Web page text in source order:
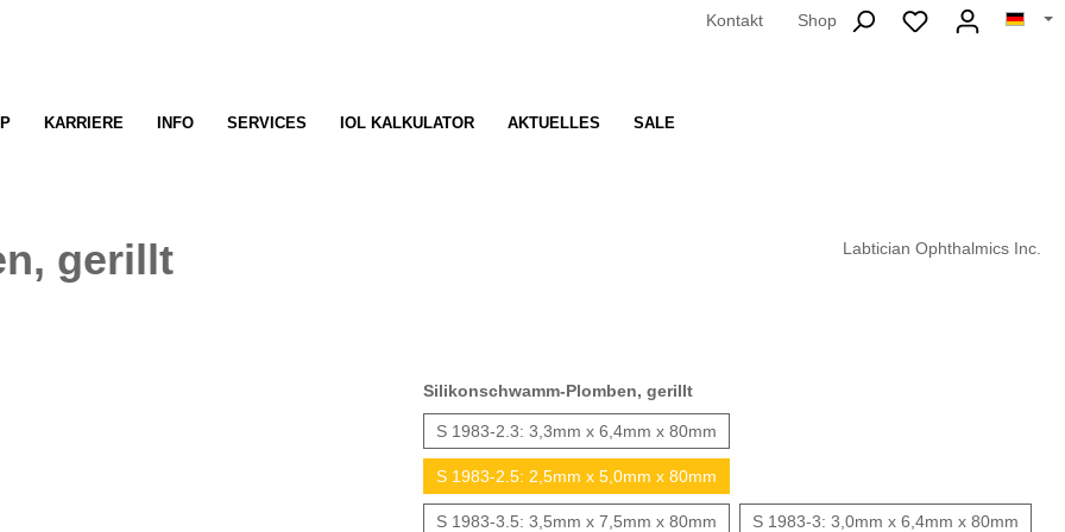
Kontakt Shop
KARRIERE INFO SERVICES IOL KALKULATOR AKTUELLES SALE
gerillt Labtician Ophthalmics Inc.
Silikonschwamm-Plomben, gerillt
S 1983-2.3: 3,3mm x 6,4mm x 80mm
S 1983-2.5: 2,5mm x 5,0mm x 80mm
S 1983-3.5: 3,5mm x 7,5mm x 80mm S 1983-3: 3,0mm x 6,4mm x 80mm